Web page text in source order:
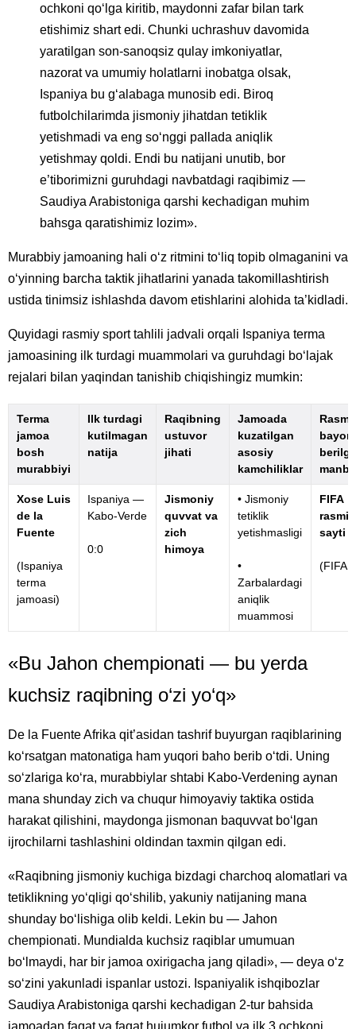
ochkoni qo‘lga kiritib, maydonni zafar bilan tark
etishimiz shart edi. Chunki uchrashuv davomida
yaratilgan son-sanoqsiz qulay imkoniyatlar,
nazorat va umumiy holatlarni inobatga olsak,
Ispaniya bu g‘alabaga munosib edi. Biroq
futbolchilarimda jismoniy jihatdan tetiklik
yetishmadi va eng so‘nggi pallada aniqlik
yetishmay qoldi. Endi bu natijani unutib, bor
e’tiborimizni guruhdagi navbatdagi raqibimiz —
Saudiya Arabistoniga qarshi kechadigan muhim
bahsga qaratishimiz lozim».
Murabbiy jamoaning hali o‘z ritmini to‘liq topib olmaganini va
o‘yinning barcha taktik jihatlarini yanada takomillashtirish
ustida tinimsiz ishlashda davom etishlarini alohida ta’kidladi.
Quyidagi rasmiy sport tahlili jadvali orqali Ispaniya terma
jamoasining ilk turdagi muammolari va guruhdagi bo‘lajak
rejalari bilan yaqindan tanishib chiqishingiz mumkin:
Terma
jamoa
bosh
murabbiyi
Ilk turdagi
kutilmagan
natija
Raqibning
ustuvor
jihati
Jamoada
kuzatilgan
asosiy
kamchiliklar
manba
Xose Luis
de la
Fuente
(Ispaniya
terma
jamoasi)
Ispaniya —
Kabo-Verde
0:0
Jismoniy
quvvat va
zich
himoya
• Jismoniy
tetiklik
yetishmasligi
•
Zarbalardagi
aniqlik
muammosi
FIFA
rasmiy
sayti
«Bu Jahon chempionati — bu yerda
kuchsiz raqibning o‘zi yo‘q»
De la Fuente Afrika qit’asidan tashrif buyurgan raqiblarining
ko‘rsatgan matonatiga ham yuqori baho berib o‘tdi. Uning
so‘zlariga ko‘ra, murabbiylar shtabi Kabo-Verdening aynan
mana shunday zich va chuqur himoyaviy taktika ostida
harakat qilishini, maydonga jismonan baquvvat bo‘lgan
ijrochilarni tashlashini oldindan taxmin qilgan edi.
«Raqibning jismoniy kuchiga bizdagi charchoq alomatlari va
tetiklikning yo‘qligi qo‘shilib, yakuniy natijaning mana
shunday bo‘lishiga olib keldi. Lekin bu — Jahon
chempionati. Mundialda kuchsiz raqiblar umumuan
bo‘lmaydi, har bir jamoa oxirigacha jang qiladi», — deya o‘z
so‘zini yakunladi ispanlar ustozi. Ispaniyalik ishqibozlar
Saudiya Arabistoniga qarshi kechadigan 2-tur bahsida
jamoadan faqat va faqat hujumkor futbol va ilk 3 ochkoni